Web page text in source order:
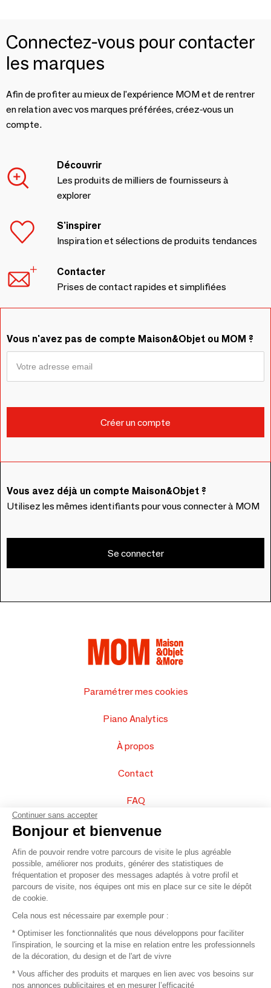
Connectez-vous pour contacter
les marques
Afin de profiter au mieux de l'expérience MOM et de rentrer
en relation avec vos marques préférées, créez-vous un
compte.
Découvrir
Les produits de milliers de fournisseurs à
explorer
S'inspirer
Inspiration et sélections de produits tendances
Contacter
Prises de contact rapides et simplifiées
Vous n'avez pas de compte Maison&Objet ou MOM ?
Vous avez déjà un compte Maison&Objet ?
Utilisez les mêmes identifiants pour vous connecter à MOM
Se connecter
Paramétrer mes cookies
Piano Analytics
À propos
Contact
FAQ
Vendez vos produits
Plan du site
© 2016 –Organisation SAFI
Recrutement
Continuer sans accepter
Bonjour et bienvenue
Afin de pouvoir rendre votre parcours de visite le plus agréable
possible, améliorer nos produits, générer des statistiques de
fréquentation et proposer des messages adaptés à votre profil et
parcours de visite, nos équipes ont mis en place sur ce site le dépôt
de cookie.
Cela nous est nécessaire par exemple pour :
* Optimiser les fonctionnalités que nous développons pour faciliter
l'inspiration, le sourcing et la mise en relation entre les professionnels
de la décoration, du design et de l'art de vivre
* Vous afficher des produits et marques en lien avec vos besoins sur
nos annonces publicitaires et en mesurer l’efficacité